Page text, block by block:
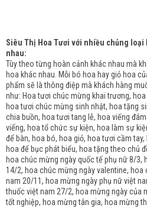
Siêu Thị Hoa Tươi với nhiều chủng
nhau:
Tùy theo từng hoàn cảnh khác nhau mà
hoa khác nhau. Mỗi bó hoa hay giỏ hoa
phẩm sẽ là thông điệp mà khách hàng
như: Hoa tươi chúc mừng khai trương,
hoa tươi chúc mừng sinh nhật, hoa tặng
chia buồn, hoa tươi tang lễ, hoa viếng
viếng, hoa tổ chức sự kiện, hoa làm sự
để bàn, hoa bó, hoa giỏ, hoa tươi cầm
hoa để bục phát biểu, hoa tặng theo chủ
hoa chúc mừng ngày quốc tế phụ nữ 8/3,
14/2, hoa chúc mừng ngày valentine,
nam 20/11, hoa mừng ngày phụ nữ việt
thuốc việt nam 27/2, hoa mừng ngày của
tốt nghiệp, hoa mừng tân gia, hoa mừng